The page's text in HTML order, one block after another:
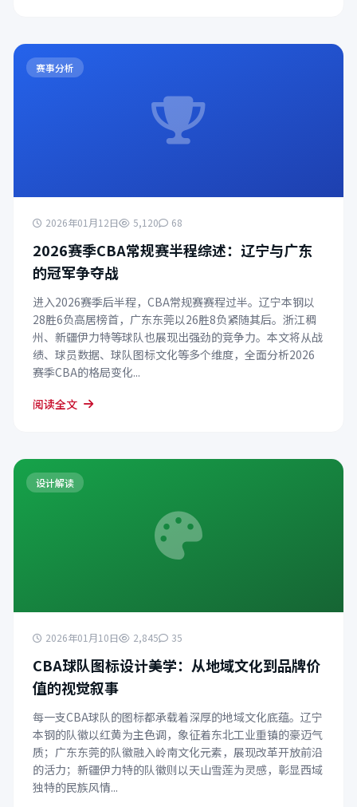
赛事分析
2026年01月12日 5,120 68
2026赛季CBA常规赛半程综述：辽宁与广东
的冠军争夺战
进入2026赛季后半程，CBA常规赛赛程过半。辽宁本钢以
28胜6负高居榜首，广东东莞以26胜8负紧随其后。浙江稠
州、新疆伊力特等球队也展现出强劲的竞争力。本文将从战
绩、球员数据、球队图标文化等多个维度，全面分析2026
赛季CBA的格局变化...
阅读全文
设计解读
2026年01月10日 2,845 35
CBA球队图标设计美学：从地域文化到品牌价
值的视觉叙事
每一支CBA球队的图标都承载着深厚的地域文化底蕴。辽宁
本钢的队徽以红黄为主色调，象征着东北工业重镇的豪迈气
质；广东东莞的队徽融入岭南文化元素，展现改革开放前沿
的活力；新疆伊力特的队徽则以天山雪莲为灵感，彰显西域
独特的民族风情...